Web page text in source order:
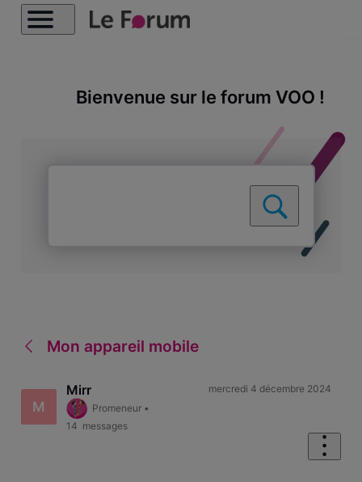
Bienvenue sur le forum VOO !
Mon appareil mobile
M
Mirr
Promeneur •
14 messages
mercredi 4 décembre 2024